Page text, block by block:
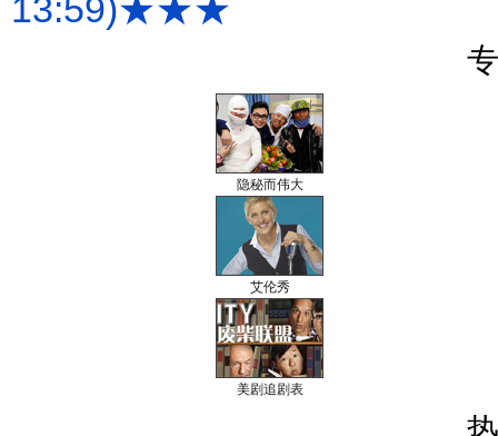
13:59)★★★
隐秘而伟大
艾伦秀
美剧追剧表